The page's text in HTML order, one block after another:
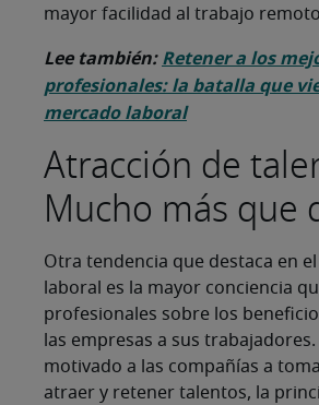
mayor facilidad al trabajo
Lee también:Retener a los
profesionales: la batalla que
mercado laboral
Atracción de
Mucho más que
Otra tendencia que destaca en
laboral es la mayor conciencia
profesionales sobre los
las empresas a sus trabajadores.
motivado a las compañías a
atraer y retener talentos, la